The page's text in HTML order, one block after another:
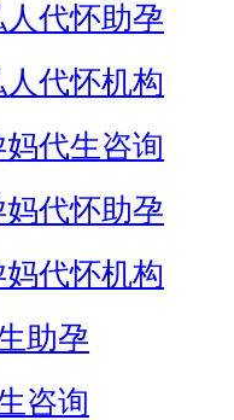
人代怀助孕
人代怀机构
妈代生咨询
妈代怀助孕
妈代怀机构
助孕
咨询